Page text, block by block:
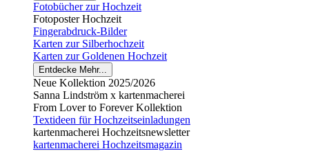
Fotobücher zur Hochzeit
Fotoposter Hochzeit
Fingerabdruck-Bilder
Karten zur Silberhochzeit
Karten zur Goldenen Hochzeit
Entdecke Mehr...
Neue Kollektion 2025/2026
Sanna Lindström x kartenmacherei
From Lover to Forever Kollektion
Textideen für Hochzeitseinladungen
kartenmacherei Hochzeitsnewsletter
kartenmacherei Hochzeitsmagazin